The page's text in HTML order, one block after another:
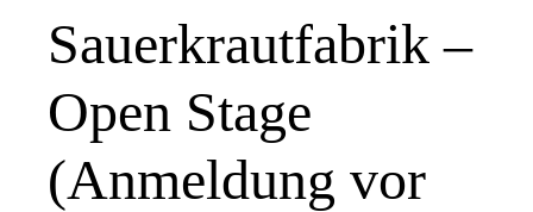
Sauerkrautfabrik –
Open Stage
(Anmeldung vor